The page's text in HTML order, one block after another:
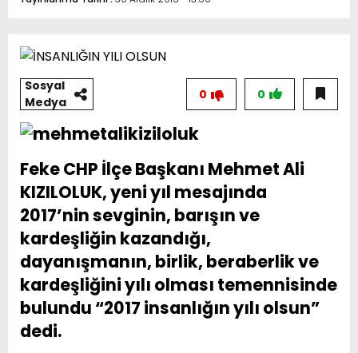
Sosyal
Medya
0
0
Feke CHP İlçe Başkanı Mehmet Ali
KIZILOLUK, yeni yıl mesajında
2017’nin sevginin, barışın ve
kardeşliğin kazandığı,
dayanışmanın, birlik, beraberlik ve
kardeşliğini yılı olması temennisinde
bulundu “2017 insanlığın yılı olsun”
dedi.